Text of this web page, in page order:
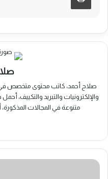
صلاح أحمد، كاتب محتوى متخصص في
والإلكترونيات والتبريد والتكييف،
متنوعة في المجالات
أهم